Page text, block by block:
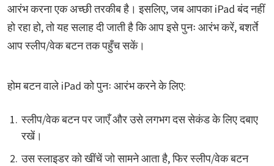
आरंभ करना एक अच्छी तरकीब है। इसलिए, जब आपका iPad बंद नहीं
हो रहा हो, तो यह सलाह दी जाती है कि आप इसे पुनः आरंभ करें, बशर्ते
आप स्लीप/वेक बटन तक पहुँच सकें।
होम बटन वाले iPad को पुनः आरंभ करने के लिए:
स्लीप/वेक बटन पर जाएँ और उसे लगभग दस सेकंड के लिए दबाए
रखें।
उस स्लाइडर को खींचें जो सामने आता है, फिर स्लीप/वेक बटन